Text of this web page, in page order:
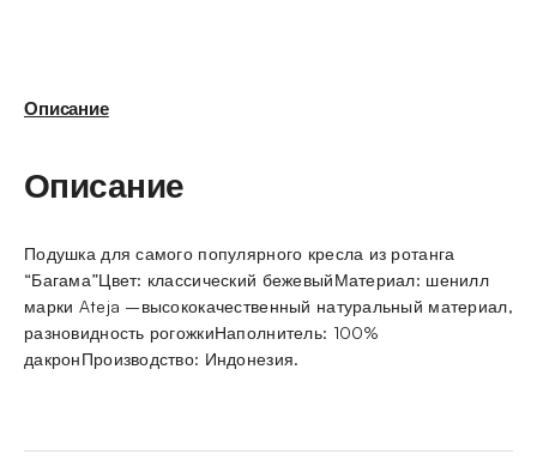
Описание
Описание
Подушка для самого популярного кресла из ротанга
“Багама”Цвет: классический бежевыйМатериал: шенилл
марки Ateja –высококачественный натуральный материал,
разновидность рогожкиНаполнитель: 100%
дакронПроизводство: Индонезия.